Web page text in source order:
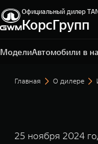
Официальный дилер
КорсГрупп
МоделиАвтомобили в
Тула, ул.
+7 (4872) 52-62-
Главная О дилере
25 ноября 2024